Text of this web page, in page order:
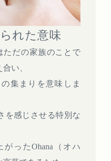
れた意味
ただの家族のことで
い、
集まりを意味しま
を感じさせる特別な
ったOhana（オハ